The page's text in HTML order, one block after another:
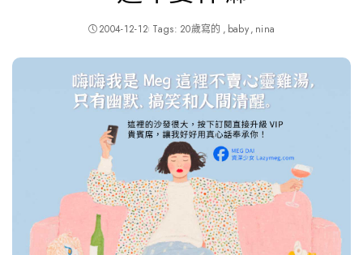
2004-12-12 Tags: 20歲寫的 baby nina